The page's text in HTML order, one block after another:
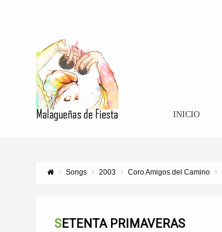
INICIO
Songs 2003 Coro Amigos del Camino
SETENTA PRIMAVERAS